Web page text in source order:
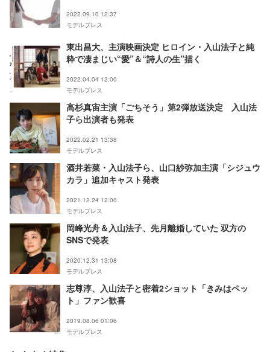
2022.09.10 12:37
モデルプレス
東出昌大、主演映画決定 ヒロイン・入山法子と純
粋で凄まじい“愛”＆“詩人の生”描く
2022.04.04 12:00
モデルプレス
高杉真宙主演「ごちそう」第2弾放送決定 入山法
子ら出演者も発表
2022.02.21 13:38
モデルプレス
酒井若菜・入山法子ら、山口紗弥加主演「シジュウ
カラ」追加キャスト発表
2021.12.24 12:00
モデルプレス
岡峰光舟＆入山法子、先月離婚していた 双方の
SNSで発表
2020.12.31 13:08
モデルプレス
志尊淳、入山法子と密着2ショット「きみはペッ
ト」ファン歓喜
2019.08.06 01:06
モデルプレス